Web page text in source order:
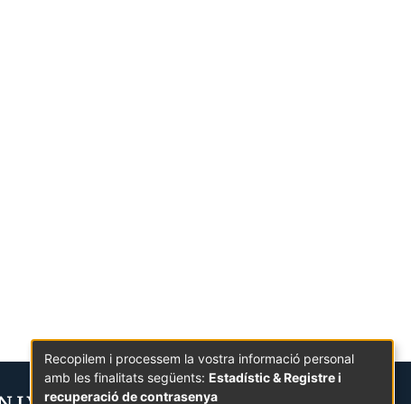
Recopilem i processem la vostra informació personal
amb les finalitats següents: Estadístic & Registre i
recuperació de contrasenya